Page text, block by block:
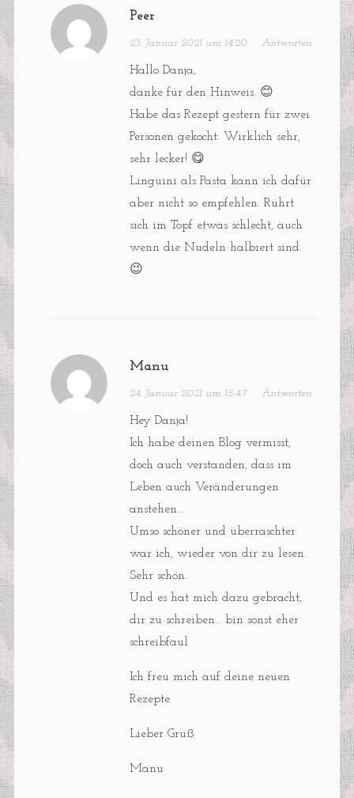
Peer
23. Januar 2021 um 14:20· Antworten
Hallo Danja,
danke für den Hinweis. 😊
Habe das Rezept gestern für zwei
Personen gekocht. Wirklich sehr,
sehr lecker! 😋
Linguini als Pasta kann ich dafür
aber nicht so empfehlen. Rührt
sich im Topf etwas schlecht, auch
wenn die Nudeln halbiert sind.
😉
Manu
24. Januar 2021 um 15:47· Antworten
Hey Danja!
Ich habe deinen Blog vermisst,
doch auch verstanden, dass im
Leben auch Veränderungen
anstehen…
Umso schöner und überraschter
war ich, wieder von dir zu lesen.
Sehr schön.
Und es hat mich dazu gebracht,
dir zu schreiben… bin sonst eher
schreibfaul
Ich freu mich auf deine neuen
Rezepte.
Lieber Gruß
Manu